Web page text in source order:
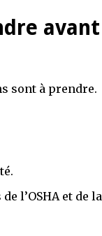
avant
sont à prendre.
l’OSHA et de la